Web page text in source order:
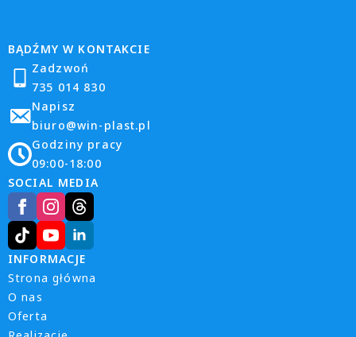
BĄDŹMY W KONTAKCIE
Zadzwoń
735 014 830
Napisz
biuro@win-plast.pl
Godziny pracy
09:00-18:00
SOCIAL MEDIA
INFORMACJE
Strona główna
O nas
Oferta